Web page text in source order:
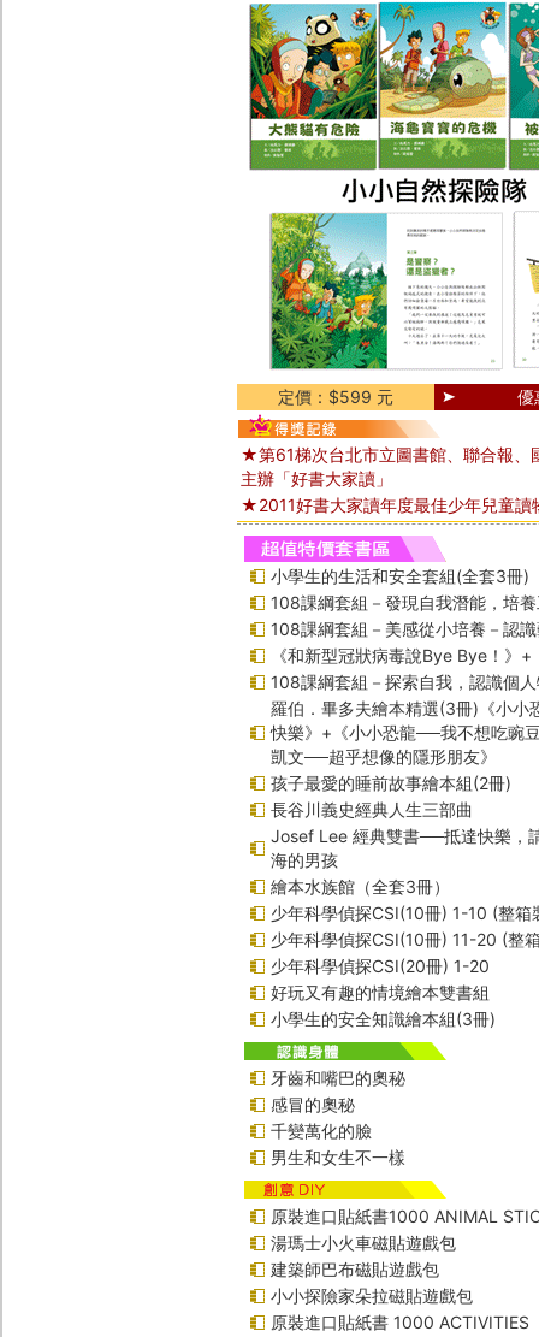
定價：$599 元 優
★第61梯次台北市立圖書館、聯合報、
主辦「好書大家讀」
★2011好書大家讀年度最佳少年兒童讀
小學生的生活和安全套組(全套3冊)
108課綱套組－發現自我潛能，培
108課綱套組－美感從小培養－認
《和新型冠狀病毒說Bye Bye！》
108課綱套組－探索自我，認識個
羅伯．畢多夫繪本精選(3冊)《小小
快樂》+《小小恐龍──我不想吃豌
凱文──超乎想像的隱形朋友》
孩子最愛的睡前故事繪本組(2冊)
長谷川義史經典人生三部曲
Josef Lee 經典雙書──抵達快樂，
海的男孩
繪本水族館（全套3冊）
少年科學偵探CSI(10冊) 1-10 (整箱
少年科學偵探CSI(10冊) 11-20 (整
少年科學偵探CSI(20冊) 1-20
好玩又有趣的情境繪本雙書組
小學生的安全知識繪本組(3冊)
牙齒和嘴巴的奧秘
感冒的奧秘
千變萬化的臉
男生和女生不一樣
原裝進口貼紙書1000 ANIMAL
湯瑪士小火車磁貼遊戲包
建築師巴布磁貼遊戲包
小小探險家朵拉磁貼遊戲包
原裝進口貼紙書 1000 ACTIVITIES